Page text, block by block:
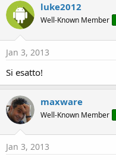
luke2012
Well-Known Member
Jan 3, 2013
Si esatto!
maxware
Well-Known Member
Jan 3, 2013